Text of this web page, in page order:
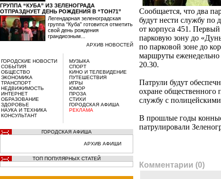
ГРУППА “КУБА” ИЗ ЗЕЛЕНОГРАДА
ОТПРАЗДНУЕТ ДЕНЬ РОЖДЕНИЯ В “ТОН71”
Легендарная зеленоградская
группа “Куба” готовится отметить
свой день рождения
грандиозным...
АРХИВ НОВОСТЕЙ
ГОРОДСКИЕ НОВОСТИ
СОБЫТИЯ
ОБЩЕСТВО
ЭКОНОМИКА
ТРАНСПОРТ
НЕДВИЖИМОСТЬ
ИНТЕРНЕТ
ОБРАЗОВАНИЕ
ЗДОРОВЬЕ
НАУКА И ТЕХНИКА
КОНСУЛЬТАНТ
МУЗЫКА
СПОРТ
КИНО И ТЕЛЕВИДЕНИЕ
ПУТЕШЕСТВИЯ
ИГРЫ
ЮМОР
ПРОЗА
СТИХИ
ГОРОДСКАЯ АФИША
РЕКЛАМА
ГОРОДСКАЯ АФИША
АРХИВ АФИШИ
ТОП ПОПУЛЯРНЫХ СТАТЕЙ
Сообщается, что два
будут нести службу
от корпуса 451. Первый
парковую зону до
по парковой зоне до
маршруты
20.30.
Патрули будут
охране общественного
службу с
В прошлые годы
патрулировали
Комментарии (0)